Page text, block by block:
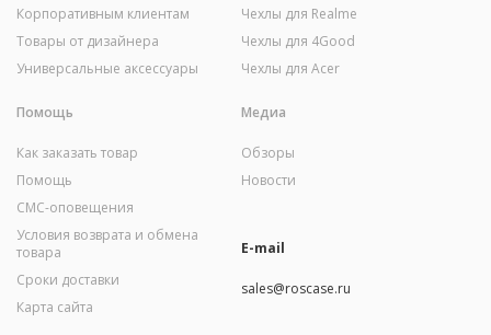
Корпоративным клиентам
Товары от дизайнера
Универсальные аксессуары
Чехлы для Realme
Чехлы для 4Good
Чехлы для Acer
Помощь
Как заказать товар
Помощь
СМС-оповещения
Условия возврата и обмена
товара
Сроки доставки
Карта сайта
Медиа
Обзоры
Новости
E-mail
sales@roscase.ru